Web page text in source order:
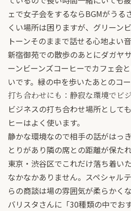
ェで女子会をするならBGMがうる
くい場所は困りますが、グリーン
トーンそのままで話せる心地よい
新宿御苑での散歩のあとにダガヤ
ーンビーンズコーヒーでカフェ会
いです。緑の中を歩いたあとのコ
打ち合わせにも：静寂な環境でビ
ビジネスの打ち合わせ場所として
ヒーはよく使います。
静かな環境なので相手の話がはっ
とりがあり隣の席との距離が保た
東京・渋谷区でこれだけ落ち着い
なかなかありません。スペシャル
らの商談は場の雰囲気が柔らかく
バリスタさんに「30種類の中でお